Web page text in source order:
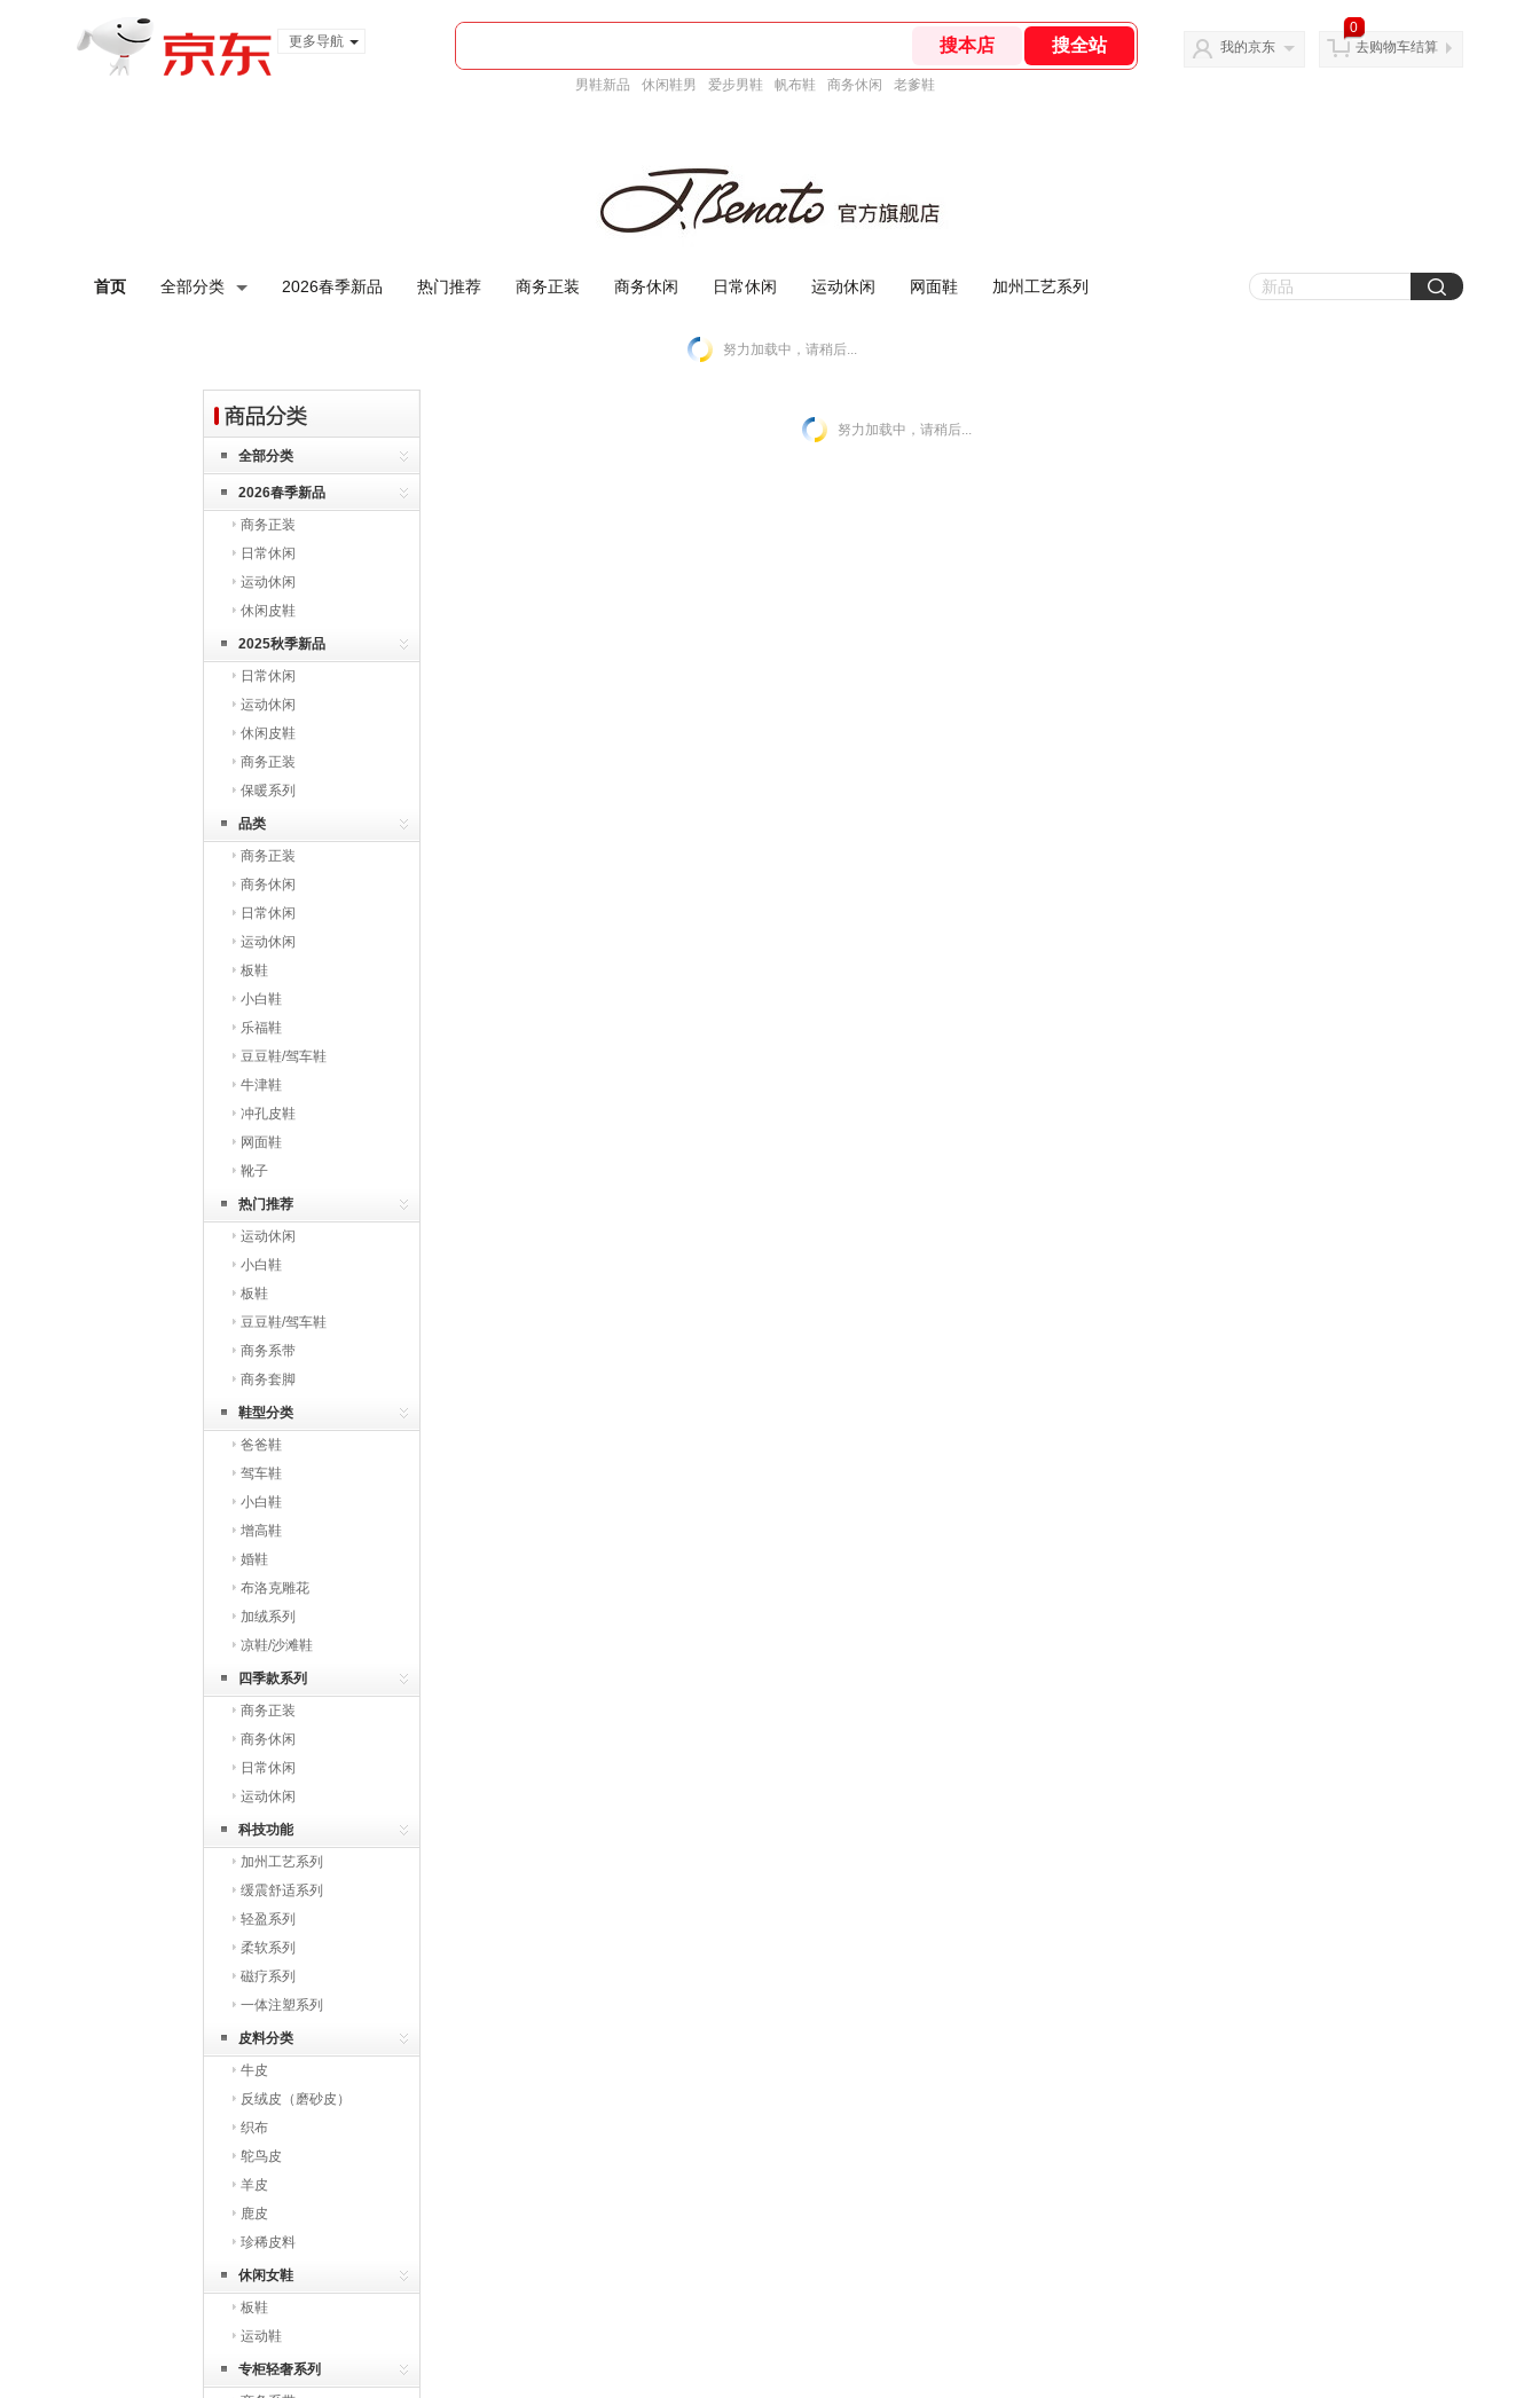
更多导航
男鞋新品 休闲鞋男 爱步男鞋 帆布鞋 商务休闲 老爹鞋
我的京东
0
去购物车结算
首页 全部分类 2026春季新品 热门推荐 商务正装 商务休闲 日常休闲 运动休闲 网面鞋 加州工艺系列
努力加载中，请稍后...
全部分类
2026春季新品
商务正装
日常休闲
运动休闲
休闲皮鞋
2025秋季新品
日常休闲
运动休闲
休闲皮鞋
商务正装
保暖系列
品类
商务正装
商务休闲
日常休闲
运动休闲
板鞋
小白鞋
乐福鞋
豆豆鞋/驾车鞋
牛津鞋
冲孔皮鞋
网面鞋
靴子
热门推荐
运动休闲
小白鞋
板鞋
豆豆鞋/驾车鞋
商务系带
商务套脚
鞋型分类
爸爸鞋
驾车鞋
小白鞋
增高鞋
婚鞋
布洛克雕花
加绒系列
凉鞋/沙滩鞋
四季款系列
商务正装
商务休闲
日常休闲
运动休闲
科技功能
加州工艺系列
缓震舒适系列
轻盈系列
柔软系列
磁疗系列
一体注塑系列
皮料分类
牛皮
反绒皮（磨砂皮）
织布
鸵鸟皮
羊皮
鹿皮
珍稀皮料
休闲女鞋
板鞋
运动鞋
专柜轻奢系列
努力加载中，请稍后...